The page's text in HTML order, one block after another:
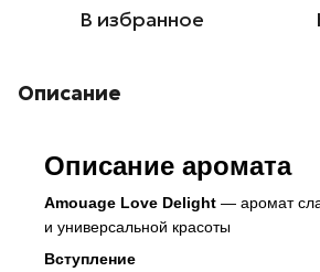
В избранное
Описание
Описание аромата
Amouage Love Delight — аромат
и универсальной красоты
Вступление